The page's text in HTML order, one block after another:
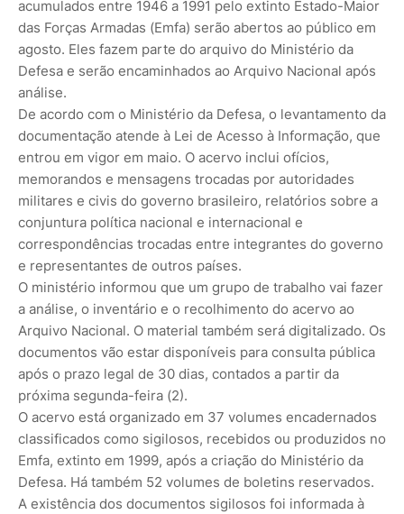
acumulados entre 1946 a 1991 pelo extinto Estado-Maior
das Forças Armadas (Emfa) serão abertos ao público em
agosto. Eles fazem parte do arquivo do Ministério da
Defesa e serão encaminhados ao Arquivo Nacional após
análise.
De acordo com o Ministério da Defesa, o levantamento da
documentação atende à Lei de Acesso à Informação, que
entrou em vigor em maio. O acervo inclui ofícios,
memorandos e mensagens trocadas por autoridades
militares e civis do governo brasileiro, relatórios sobre a
conjuntura política nacional e internacional e
correspondências trocadas entre integrantes do governo
e representantes de outros países.
O ministério informou que um grupo de trabalho vai fazer
a análise, o inventário e o recolhimento do acervo ao
Arquivo Nacional. O material também será digitalizado. Os
documentos vão estar disponíveis para consulta pública
após o prazo legal de 30 dias, contados a partir da
próxima segunda-feira (2).
O acervo está organizado em 37 volumes encadernados
classificados como sigilosos, recebidos ou produzidos no
Emfa, extinto em 1999, após a criação do Ministério da
Defesa. Há também 52 volumes de boletins reservados.
A existência dos documentos sigilosos foi informada à